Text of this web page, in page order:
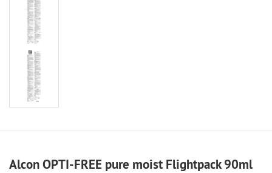
Alcon OPTI-FREE pure moist Flightpack 90ml